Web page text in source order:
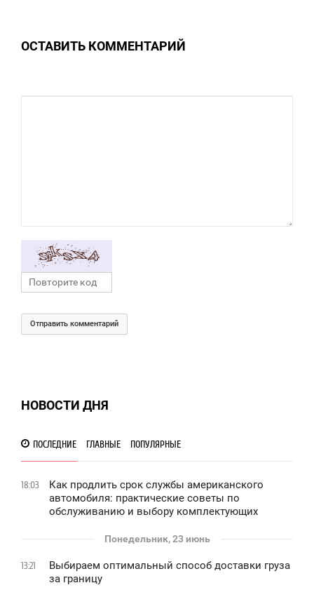
ОСТАВИТЬ КОММЕНТАРИЙ
Отправить комментарий
НОВОСТИ ДНЯ
ПОСЛЕДНИЕ ГЛАВНЫЕ ПОПУЛЯРНЫЕ
18:03
Как продлить срок службы американского
автомобиля: практические советы по
обслуживанию и выбору комплектующих
Понедельник, 23 июнь
13:21
Выбираем оптимальный способ доставки груза
за границу